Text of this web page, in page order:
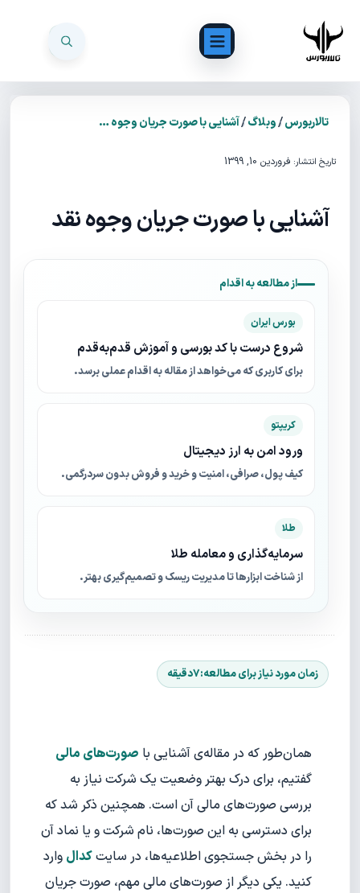
تالاربورس/وبلاگ/ آشنایی با صورت جریان وجوه نقد
تاریخ انتشار: فروردین 10, 1399
آشنایی با صورت جریان وجوه نقد
از مطالعه به اقدام
بورس ایران
شروع درست با کد بورسی و آموزش قدم‌به‌قدم
برای کاربری که می‌خواهد از مقاله به اقدام عملی برسد.
کریپتو
ورود امن به ارز دیجیتال
کیف پول، صرافی، امنیت و خرید و فروش بدون سردرگمی.
طلا
سرمایه‌گذاری و معامله طلا
از شناخت ابزارها تا مدیریت ریسک و تصمیم‌گیری بهتر.
همان‌طور که در مقاله‌ی آشنایی با صورت‌های مالی
گفتیم، برای درک بهتر وضعیت یک شرکت نیاز به
بررسی صورت‌های مالی آن است. همچنین ذکر شد که
برای دسترسی به این صورت‌ها، نام شرکت و یا نماد آن
را در بخش جستجوی اطلاعیه‌ها، در سایتکدال وارد
کنید. یکی دیگر از صورت‌های مالی مهم، صورت جریان